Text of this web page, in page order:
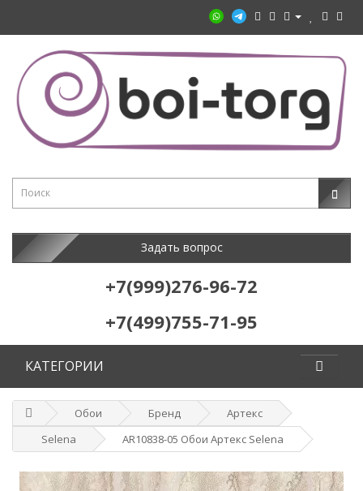
Задать вопрос
+7(999)276-96-72
+7(499)755-71-95
КАТЕГОРИИ
Обои Бренд
Артекс
Selena
AR10838-05 Обои Артекс Selena